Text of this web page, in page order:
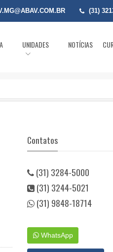
(31)
UNIDADES NOTÍCIAS
Contatos
(31) 3284-5000
(31) 3244-5021
(31) 9848-18714
WhatsApp